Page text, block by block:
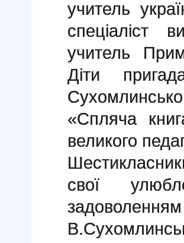
учитель
спеціаліст
учитель
Діти
«Спляча
великого
свої